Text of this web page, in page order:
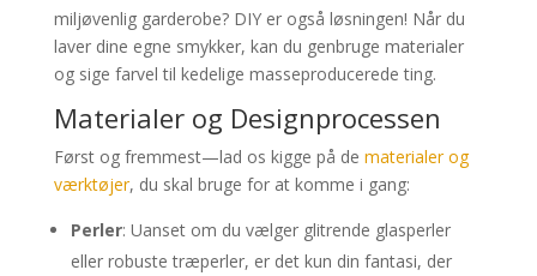
miljøvenlig garderobe? DIY er også løsningen! Når du
laver dine egne smykker, kan du genbruge materialer
og sige farvel til kedelige masseproducerede ting.
Materialer og Designprocessen
Først og fremmest—lad os kigge på de materialer og
værktøjer, du skal bruge for at komme i gang:
Perler: Uanset om du vælger glitrende glasperler
eller robuste træperler, er det kun din fantasi, der